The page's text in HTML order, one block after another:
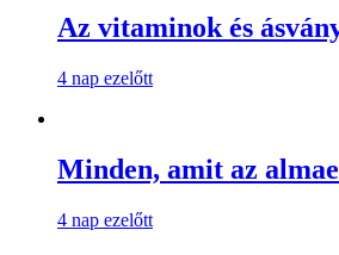
Az vitaminok és
4 nap ezelőtt
Minden, amit az
4 nap ezelőtt